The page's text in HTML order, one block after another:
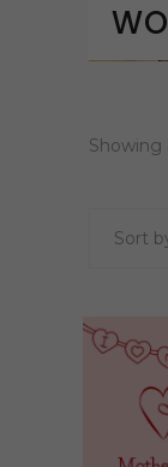
Showing
Sort